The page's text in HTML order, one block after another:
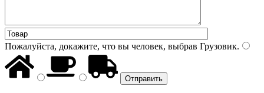
Пожалуйста, докажите, что вы человек, выбрав Грузовик.